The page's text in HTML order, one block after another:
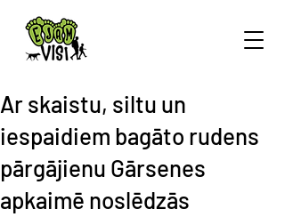
Ar skaistu, siltu un
iespaidiem bagāto rudens
pārgājienu Gārsenes
apkaimē noslēdzās